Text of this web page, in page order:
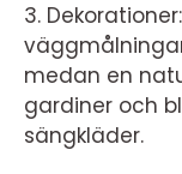
3.
medan en
gardiner och
sängkläder.